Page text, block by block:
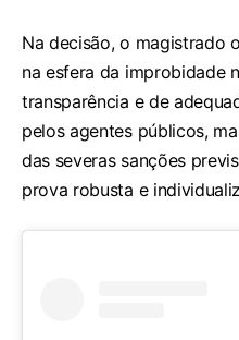
Na decisão, o magistrado
na esfera da improbidade
transparência e de
pelos agentes públicos,
das severas sanções
prova robusta e